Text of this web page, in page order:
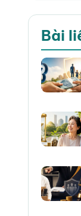
Bài